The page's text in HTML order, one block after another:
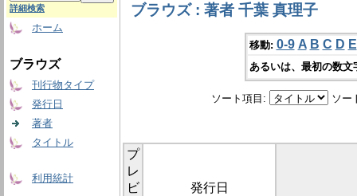
詳細検索
ホーム
ブラウズ
刊行物タイプ
発行日
著者
タイトル
利用統計
ブラウズ : 著者 千葉 真理子
移動: 0-9 A B C D E
あるいは、最初の数
ソート項目: ソー
プ
レ
ビ
発行日